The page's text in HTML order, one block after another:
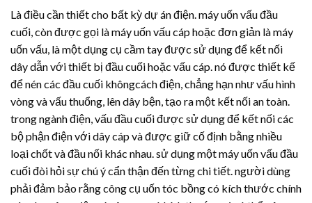
Là điều cần thiết cho bất kỳ dự án điện. máy uốn vấu đầu
cuối, còn được gọi là máy uốn vấu cáp hoặc đơn giản là máy
uốn vấu, là một dụng cụ cầm tay được sử dụng để kết nối
dây dẫn với thiết bị đầu cuối hoặc vấu cáp. nó được thiết kế
để nén các đầu cuối khôngcách điện, chẳng hạn như vấu hình
vòng và vấu thuổng, lên dây bện, tạo ra một kết nối an toàn.
trong ngành điện, vấu đầu cuối được sử dụng để kết nối các
bộ phận điện với dây cáp và được giữ cố định bằng nhiều
loại chốt và đầu nối khác nhau. sử dụng một máy uốn vấu đầu
cuối đòi hỏi sự chú ý cẩn thận đến từng chi tiết. người dùng
phải đảm bảo rằng công cụ uốn tóc bồng có kích thước chính